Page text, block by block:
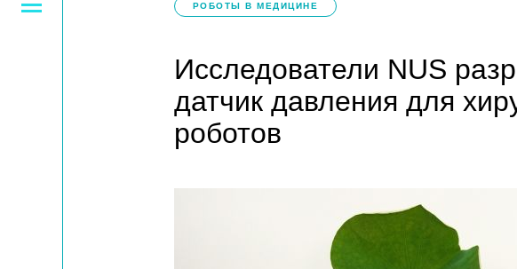
РОБОТЫ В МЕДИЦИНЕ
Исследователи NUS
датчик давления для
роботов